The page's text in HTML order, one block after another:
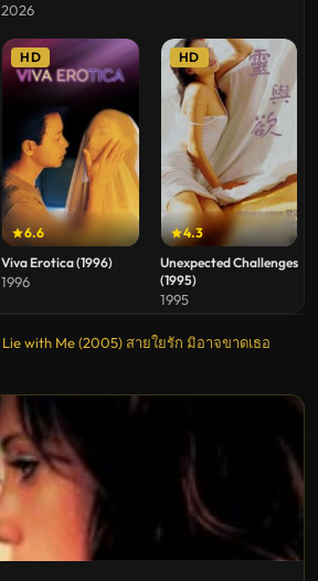
2026
6.6
HD
Viva Erotica (1996)
1996
4.3
HD
Unexpected Challenges
(1995)
1995
Lie with Me (2005) สายใยรัก มิอาจขาดเธอ